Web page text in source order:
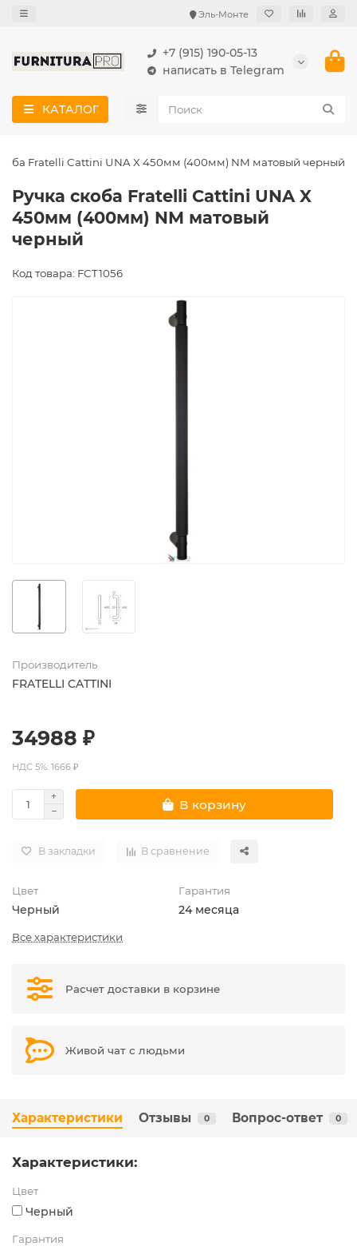
Эль-Монте
+7 (915) 190-05-13
написать в Telegram
КАТАЛОГ
Fratelli Cattini UNA X 450мм (400мм) NM матовый черный
Ручка скоба Fratelli Cattini UNA X
450мм (400мм) NM матовый
черный
Код товара: FCT1056
Производитель
FRATELLI CATTINI
34988 ₽
НДС 5%: 1666 ₽
В корзину
В закладки В сравнение
Цвет
Черный
Гарантия
24 месяца
Все характеристики
Расчет доставки в корзине
Живой чат с людьми
Характеристики Отзывы 0 Вопрос-ответ 0
Характеристики:
Цвет
Черный
Гарантия